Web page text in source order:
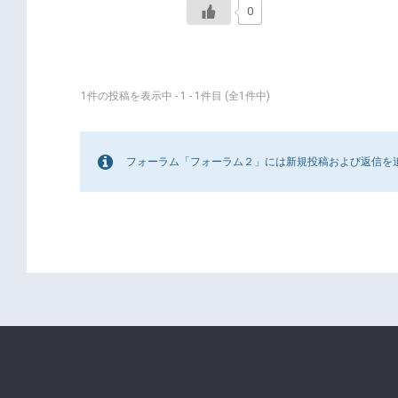
0
1件の投稿を表示中 - 1 - 1件目 (全1件中)
フォーラム「フォーラム２」には新規投稿および返信を